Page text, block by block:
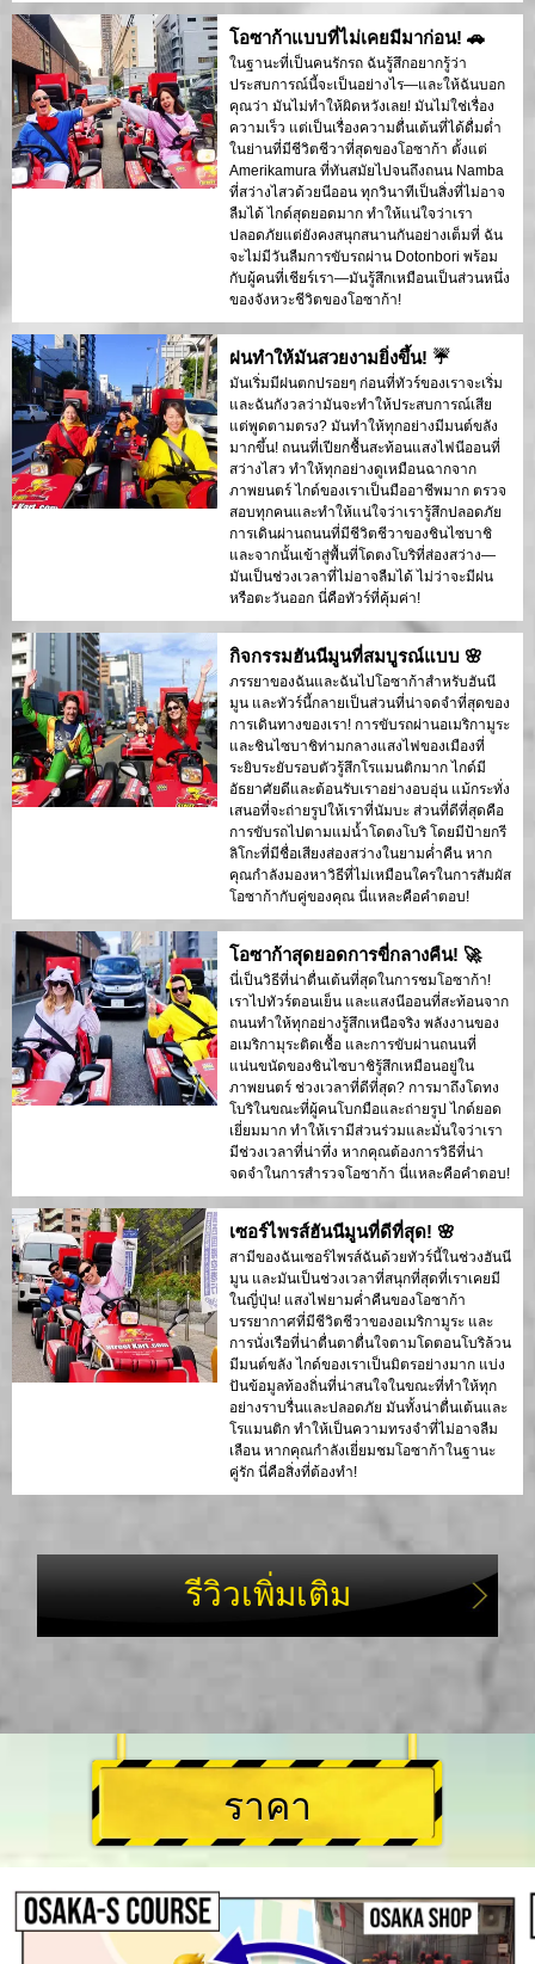
โอซาก้าแบบที่ไม่เคยมีมาก่อน! 🚗
ในฐานะที่เป็นคนรักรถ ฉันรู้สึกอยากรู้ว่า
ประสบการณ์นี้จะเป็นอย่างไร—และให้ฉันบอก
คุณว่า มันไม่ทำให้ผิดหวังเลย! มันไม่ใช่เรื่อง
ความเร็ว แต่เป็นเรื่องความตื่นเต้นที่ได้ดื่มด่ำ
ในย่านที่มีชีวิตชีวาที่สุดของโอซาก้า ตั้งแต่
Amerikamura ที่ทันสมัยไปจนถึงถนน Namba
ที่สว่างไสวด้วยนีออน ทุกวินาทีเป็นสิ่งที่ไม่อาจ
ลืมได้ ไกด์สุดยอดมาก ทำให้แน่ใจว่าเรา
ปลอดภัยแต่ยังคงสนุกสนานกันอย่างเต็มที่ ฉัน
จะไม่มีวันลืมการขับรถผ่าน Dotonbori พร้อม
กับผู้คนที่เชียร์เรา—มันรู้สึกเหมือนเป็นส่วนหนึ่ง
ของจังหวะชีวิตของโอซาก้า!
ฝนทำให้มันสวยงามยิ่งขึ้น! ☔
มันเริ่มมีฝนตกปรอยๆ ก่อนที่ทัวร์ของเราจะเริ่ม
และฉันกังวลว่ามันจะทำให้ประสบการณ์เสีย
แต่พูดตามตรง? มันทำให้ทุกอย่างมีมนต์ขลัง
มากขึ้น! ถนนที่เปียกชื้นสะท้อนแสงไฟนีออนที่
สว่างไสว ทำให้ทุกอย่างดูเหมือนฉากจาก
ภาพยนตร์ ไกด์ของเราเป็นมืออาชีพมาก ตรวจ
สอบทุกคนและทำให้แน่ใจว่าเรารู้สึกปลอดภัย
การเดินผ่านถนนที่มีชีวิตชีวาของชินไซบาชิ
และจากนั้นเข้าสู่พื้นที่โดตงโบริที่ส่องสว่าง—
มันเป็นช่วงเวลาที่ไม่อาจลืมได้ ไม่ว่าจะมีฝน
หรือตะวันออก นี่คือทัวร์ที่คุ้มค่า!
กิจกรรมฮันนีมูนที่สมบูรณ์แบบ 🌸
ภรรยาของฉันและฉันไปโอซาก้าสำหรับฮันนี
มูน และทัวร์นี้กลายเป็นส่วนที่น่าจดจำที่สุดของ
การเดินทางของเรา! การขับรถผ่านอเมริกามูระ
และชินไซบาชิท่ามกลางแสงไฟของเมืองที่
ระยิบระยับรอบตัวรู้สึกโรแมนติกมาก ไกด์มี
อัธยาศัยดีและต้อนรับเราอย่างอบอุ่น แม้กระทั่ง
เสนอที่จะถ่ายรูปให้เราที่นัมบะ ส่วนที่ดีที่สุดคือ
การขับรถไปตามแม่น้ำโดตงโบริ โดยมีป้ายกรี
ลิโกะที่มีชื่อเสียงส่องสว่างในยามค่ำคืน หาก
คุณกำลังมองหาวิธีที่ไม่เหมือนใครในการสัมผัส
โอซาก้ากับคู่ของคุณ นี่แหละคือคำตอบ!
โอซาก้าสุดยอดการขี่กลางคืน! 🚀
นี่เป็นวิธีที่น่าตื่นเต้นที่สุดในการชมโอซาก้า!
เราไปทัวร์ตอนเย็น และแสงนีออนที่สะท้อนจาก
ถนนทำให้ทุกอย่างรู้สึกเหนือจริง พลังงานของ
อเมริกามุระติดเชื้อ และการขับผ่านถนนที่
แน่นขนัดของชินไซบาชิรู้สึกเหมือนอยู่ใน
ภาพยนตร์ ช่วงเวลาที่ดีที่สุด? การมาถึงโดทง
โบริในขณะที่ผู้คนโบกมือและถ่ายรูป ไกด์ยอด
เยี่ยมมาก ทำให้เรามีส่วนร่วมและมั่นใจว่าเรา
มีช่วงเวลาที่น่าทึ่ง หากคุณต้องการวิธีที่น่า
จดจำในการสำรวจโอซาก้า นี่แหละคือคำตอบ!
เซอร์ไพรส์ฮันนีมูนที่ดีที่สุด! 🌸
สามีของฉันเซอร์ไพรส์ฉันด้วยทัวร์นี้ในช่วงฮันนี
มูน และมันเป็นช่วงเวลาที่สนุกที่สุดที่เราเคยมี
ในญี่ปุ่น! แสงไฟยามค่ำคืนของโอซาก้า
บรรยากาศที่มีชีวิตชีวาของอเมริกามูระ และ
การนั่งเรือที่น่าตื่นตาตื่นใจตามโดตอนโบริล้วน
มีมนต์ขลัง ไกด์ของเราเป็นมิตรอย่างมาก แบ่ง
ปันข้อมูลท้องถิ่นที่น่าสนใจในขณะที่ทำให้ทุก
อย่างราบรื่นและปลอดภัย มันทั้งน่าตื่นเต้นและ
โรแมนติก ทำให้เป็นความทรงจำที่ไม่อาจลืม
เลือน หากคุณกำลังเยี่ยมชมโอซาก้าในฐานะ
คู่รัก นี่คือสิ่งที่ต้องทำ!
รีวิวเพิ่มเติม
ราคา